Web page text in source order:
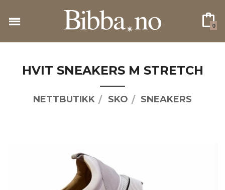
0
HVIT SNEAKERS M STRETCH
NETTBUTIKK SKO SNEAKERS